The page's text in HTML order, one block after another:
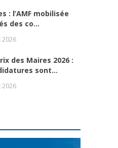
: l’AMF mobilisée
des co...
2026
des Maires 2026 :
sont...
2026